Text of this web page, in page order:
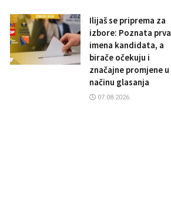
Ilijaš se priprema za
izbore: Poznata prva
imena kandidata, a
birače očekuju i
značajne promjene u
načinu glasanja
07.08.2026.